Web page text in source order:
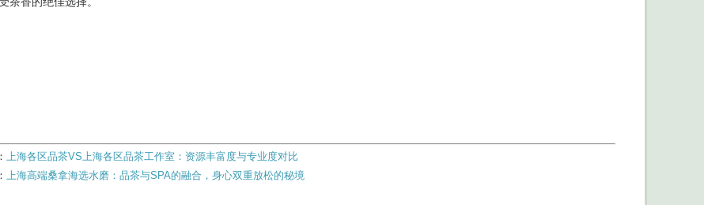
上海各区品茶VS上海各区品茶工作室：资源丰富度与专业度对比
上海高端桑拿海选水磨：品茶与SPA的融合，身心双重放松的秘境